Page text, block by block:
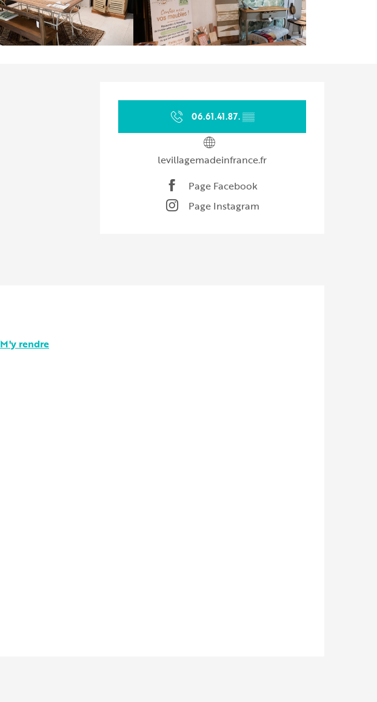
Ouverture et coordonnées
06.61.41.87.▒▒
levillagemadeinfrance.fr
Page Facebook
Page Instagram
M'y rendre